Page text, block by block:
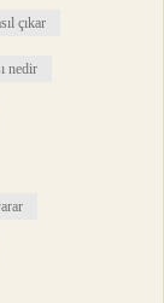
çıkar
nedir